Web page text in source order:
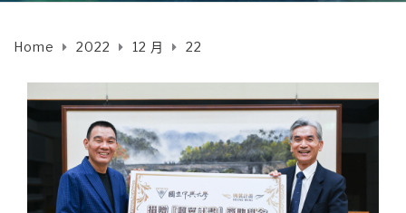
Home 2022 12 月 22